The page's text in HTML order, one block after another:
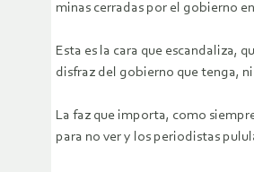
minas cerradas por el gobierno
Esta es la cara que escandaliza,
disfraz del gobierno que tenga,
La faz que importa, como
para no ver y los periodistas